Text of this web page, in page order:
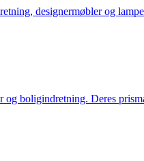
designermøbler og
boligindretning. Deres